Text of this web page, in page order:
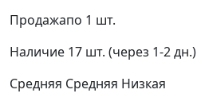
Продажапо 1 шт.
Наличие 17 шт. (через 1-2 дн.)
Средняя Средняя Низкая